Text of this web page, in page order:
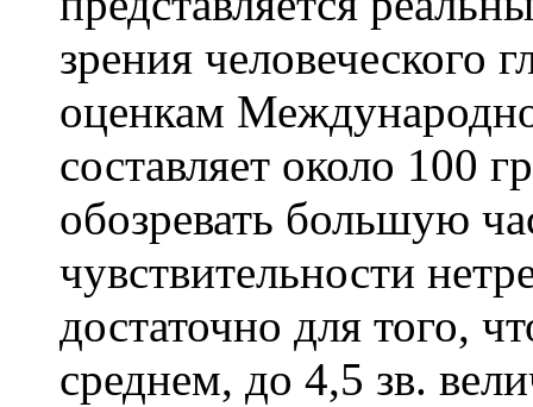
зрения человеческого
оценкам
составляет около 100
обозревать большую
чувствительности
достаточно для того,
среднем, до 4,5 зв.